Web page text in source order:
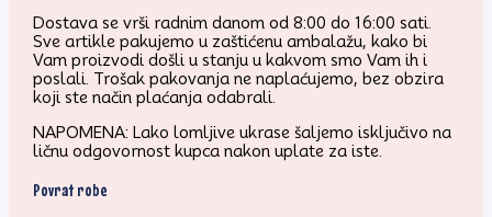
Dostava se vrši radnim danom od 8:00 do 16:00 sati.
Sve artikle pakujemo u zaštićenu ambalažu, kako bi
Vam proizvodi došli u stanju u kakvom smo Vam ih i
poslali. Trošak pakovanja ne naplaćujemo, bez obzira
koji ste način plaćanja odabrali.
NAPOMENA: Lako lomljive ukrase šaljemo isključivo na
ličnu odgovornost kupca nakon uplate za iste.
Povrat robe